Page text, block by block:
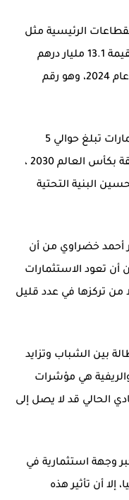
الرئيسية مثل
الطاقة المتجددة والتصنيع المتقدم، بقيمة 13.1 مليار درهم
(1.31 مليار دولار) في النصف الأول من عام 2024، وهو رقم
بالإضافة إلى ذلك، تم التخطيط لاستثمارات تبلغ حوالي 5
بكأس العالم 2030
،
البنية التحتية
أحمد خضراوي من أن
أن تعود الاستثمارات
من تركزها في عدد قليل
بين الشباب وتزايد
هي مؤشرات
الحالي قد لا يصل إلى
وجهة استثمارية في
أن تأثير هذه